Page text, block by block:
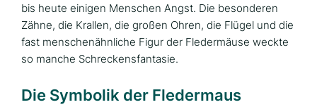
bis heute einigen Menschen Angst. Die besonderen
Zähne, die Krallen, die großen Ohren, die Flügel und die
fast menschenähnliche Figur der Fledermäuse weckte
so manche Schreckensfantasie.
Die Symbolik der Fledermaus